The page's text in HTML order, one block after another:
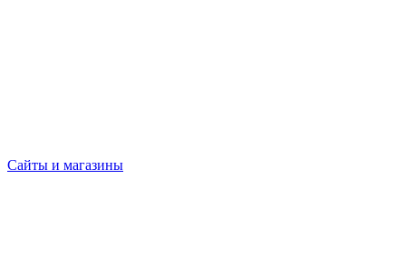
Сайты и магазины